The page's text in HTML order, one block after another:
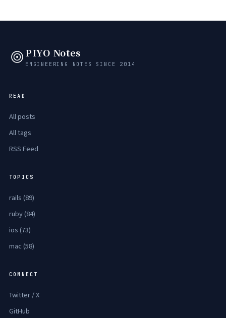
PIYO Notes
ENGINEERING NOTES SINCE 2014
READ
All posts
All tags
RSS Feed
TOPICS
rails (89)
ruby (84)
ios (73)
mac (58)
CONNECT
Twitter / X
GitHub